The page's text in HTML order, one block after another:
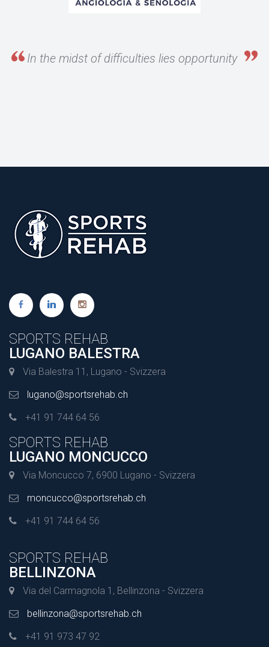
In the midst of difficulties lies opportunity
SPORTS REHAB
LUGANO BALESTRA
Via Balestra 11, Lugano - Svizzera
lugano@sportsrehab.ch
+41 91 744 64 56
SPORTS REHAB
LUGANO MONCUCCO
Via Moncucco 7, 6900 Lugano - Svizzera
moncucco@sportsrehab.ch
+41 91 744 64 56
SPORTS REHAB
BELLINZONA
Via del Carmagnola 1, Bellinzona - Svizzera
bellinzona@sportsrehab.ch
+41 91 973 47 92